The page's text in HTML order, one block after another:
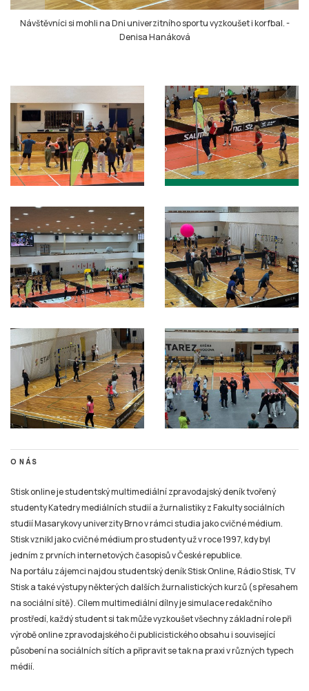
Návštěvníci si mohli na Dni univerzitního sportu vyzkoušet i korfbal.-
Denisa Hanáková
O NÁS
Stisk online je studentský multimediální zpravodajský deník tvořený
studenty Katedry mediálních studií a žurnalistiky z Fakulty sociálních
studií Masarykovy univerzity Brno v rámci studia jako cvičné médium.
Stisk vznikl jako cvičné médium pro studenty už v roce 1997, kdy byl
jedním z prvních internetových časopisů v České republice.
Na portálu zájemci najdou studentský deník Stisk Online, Rádio Stisk, TV
Stisk a také výstupy některých dalších žurnalistických kurzů (s přesahem
na sociální sítě). Cílem multimediální dílny je simulace redakčního
prostředí, každý student si tak může vyzkoušet všechny základní role při
výrobě online zpravodajského či publicistického obsahu i související
působení na sociálních sítích a připravit se tak na praxi v různých typech
médií.